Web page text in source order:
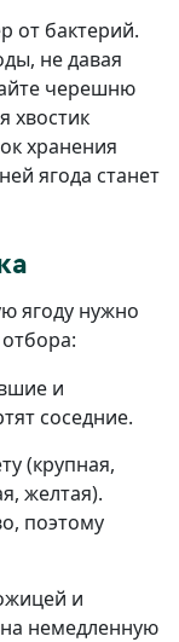
от бактерий.
не давая
черешню
хвостик
хранения
ягода станет
ягоду нужно
и
соседние.
(крупная,
желтая).
поэтому
и
немедленную